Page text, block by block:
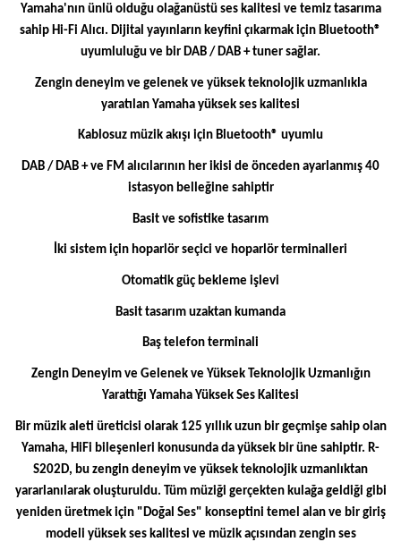
Yamaha'nın ünlü olduğu olağanüstü ses kalitesi ve temiz tasarıma
sahip Hi-Fi Alıcı. Dijital yayınların keyfini çıkarmak için Bluetooth®
uyumluluğu ve bir DAB / DAB + tuner sağlar.
Zengin deneyim ve gelenek ve yüksek teknolojik uzmanlıkla
yaratılan Yamaha yüksek ses kalitesi
Kablosuz müzik akışı için Bluetooth® uyumlu
DAB / DAB + ve FM alıcılarının her ikisi de önceden ayarlanmış 40
istasyon belleğine sahiptir
Basit ve sofistike tasarım
İki sistem için hoparlör seçici ve hoparlör terminalleri
Otomatik güç bekleme işlevi
Basit tasarım uzaktan kumanda
Baş telefon terminali
Zengin Deneyim ve Gelenek ve Yüksek Teknolojik Uzmanlığın
Yarattığı Yamaha Yüksek Ses Kalitesi
Bir müzik aleti üreticisi olarak 125 yıllık uzun bir geçmişe sahip olan
Yamaha, HiFi bileşenleri konusunda da yüksek bir üne sahiptir. R-
S202D, bu zengin deneyim ve yüksek teknolojik uzmanlıktan
yararlanılarak oluşturuldu. Tüm müziği gerçekten kulağa geldiği gibi
yeniden üretmek için "Doğal Ses" konseptini temel alan ve bir giriş
modeli yüksek ses kalitesi ve müzik açısından zengin ses